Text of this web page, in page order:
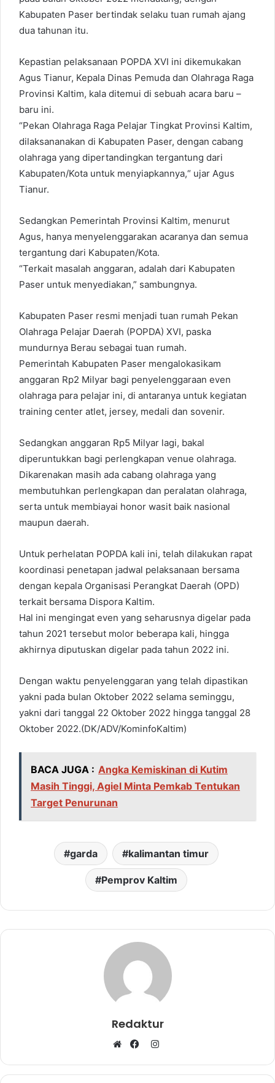
Kabupaten Paser bertindak selaku tuan rumah ajang
dua tahunan itu.
Kepastian pelaksanaan POPDA XVI ini dikemukakan
Agus Tianur, Kepala Dinas Pemuda dan Olahraga Raga
Provinsi Kaltim, kala ditemui di sebuah acara baru –
baru ini.
“Pekan Olahraga Raga Pelajar Tingkat Provinsi Kaltim,
dilaksananakan di Kabupaten Paser, dengan cabang
olahraga yang dipertandingkan tergantung dari
Kabupaten/Kota untuk menyiapkannya,“ ujar Agus
Tianur.
Sedangkan Pemerintah Provinsi Kaltim, menurut
Agus, hanya menyelenggarakan acaranya dan semua
tergantung dari Kabupaten/Kota.
“Terkait masalah anggaran, adalah dari Kabupaten
Paser untuk menyediakan,” sambungnya.
Kabupaten Paser resmi menjadi tuan rumah Pekan
Olahraga Pelajar Daerah (POPDA) XVI, paska
mundurnya Berau sebagai tuan rumah.
Pemerintah Kabupaten Paser mengalokasikam
anggaran Rp2 Milyar bagi penyelenggaraan even
olahraga para pelajar ini, di antaranya untuk kegiatan
training center atlet, jersey, medali dan sovenir.
Sedangkan anggaran Rp5 Milyar lagi, bakal
diperuntukkan bagi perlengkapan venue olahraga.
Dikarenakan masih ada cabang olahraga yang
membutuhkan perlengkapan dan peralatan olahraga,
serta untuk membiayai honor wasit baik nasional
maupun daerah.
Untuk perhelatan POPDA kali ini, telah dilakukan rapat
koordinasi penetapan jadwal pelaksanaan bersama
dengan kepala Organisasi Perangkat Daerah (OPD)
terkait bersama Dispora Kaltim.
Hal ini mengingat even yang seharusnya digelar pada
tahun 2021 tersebut molor beberapa kali, hingga
akhirnya diputuskan digelar pada tahun 2022 ini.
Dengan waktu penyelenggaran yang telah dipastikan
yakni pada bulan Oktober 2022 selama seminggu,
yakni dari tanggal 22 Oktober 2022 hingga tanggal 28
Oktober 2022.(DK/ADV/KominfoKaltim)
BACA JUGA : Angka Kemiskinan di Kutim
Masih Tinggi, Agiel Minta Pemkab Tentukan
Target Penurunan
garda kalimantan timur
Pemprov Kaltim
Redaktur
e
a
I
s